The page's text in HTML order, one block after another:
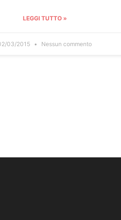
LEGGI TUTTO »
03/2015 Nessun commento